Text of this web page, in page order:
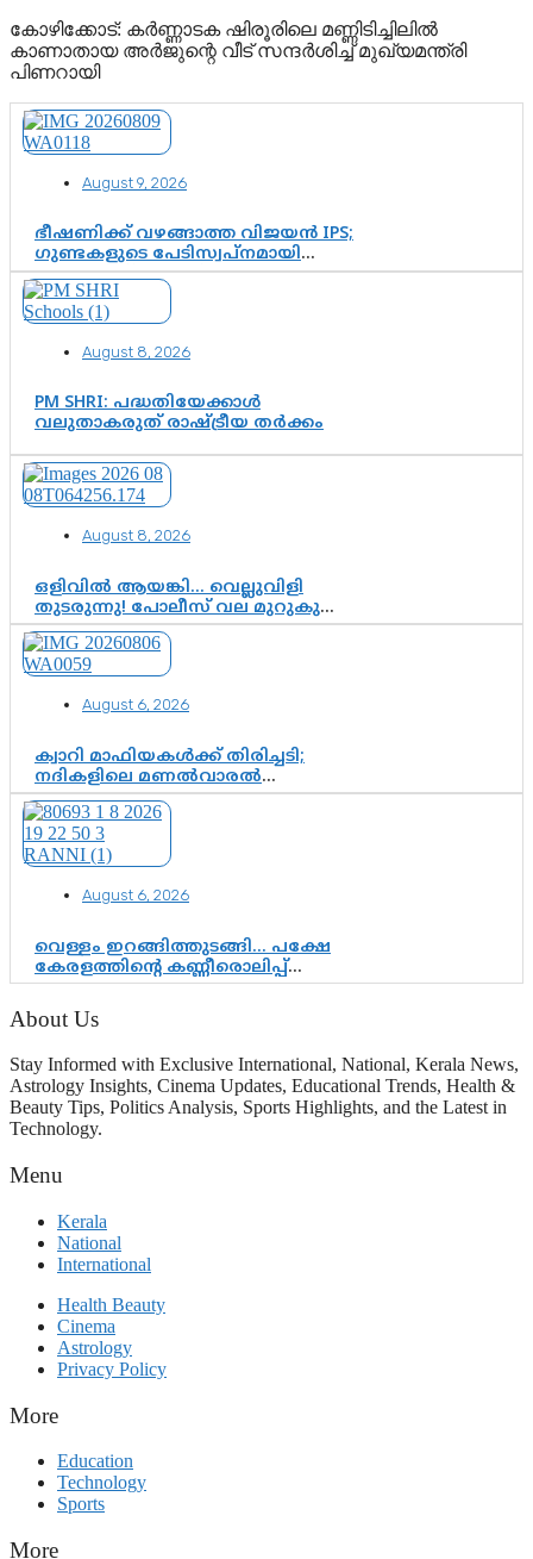
കോഴിക്കോട്: കര്‍ണ്ണാടക ഷിരൂരിലെ മണ്ണിടിച്ചിലില്‍
കാണാതായ അര്‍ജുന്റെ വീട് സന്ദര്‍ശിച്ച് മുഖ്യമന്ത്രി
പിണറായി
August 9, 2026
ഭീഷണിക്ക് വഴങ്ങാത്ത വിജയൻ IPS;
ഗുണ്ടകളുടെ പേടിസ്വപ്നമായി
കാർത്തിക്—ചെന്നിത്തലയുടെ ‘പവർ
ഹോം’ ഓപ്പറേഷനിൽ ആയങ്കി
കുടുങ്ങി!
August 8, 2026
PM SHRI: പദ്ധതിയേക്കാൾ
വലുതാകരുത് രാഷ്ട്രീയ തർക്കം
August 8, 2026
ഒളിവിൽ ആയങ്കി… വെല്ലുവിളി
തുടരുന്നു! പോലീസ് വല മുറുകുന്നു;
പിടികൂടാൻ SIT രംഗത്ത്. ഇനി ചോദ്യം
ആയങ്കി എവിടെ എന്നത് മാത്രം അല്ല
—ആയങ്കി കസ്റ്റഡിയിലായാൽ
വിവരങ്ങൾ?”
August 6, 2026
ക്വാറി മാഫിയകൾക്ക് തിരിച്ചടി;
നദികളിലെ മണൽവാരൽ
പുനരാരംഭിക്കാൻ വി.ഡി. സർക്കാർ
തീരുമാനം
August 6, 2026
വെള്ളം ഇറങ്ങിത്തുടങ്ങി… പക്ഷേ
കേരളത്തിന്റെ കണ്ണീരൊലിപ്പ്
എന്നവസാനിക്കും?
About Us
Stay Informed with Exclusive International, National, Kerala News,
Astrology Insights, Cinema Updates, Educational Trends, Health &
Beauty Tips, Politics Analysis, Sports Highlights, and the Latest in
Technology.
Menu
Kerala
National
International
Health Beauty
Cinema
Astrology
Privacy Policy
More
Education
Technology
Sports
More